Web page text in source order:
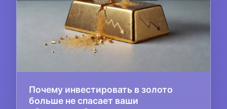
Почему инвестировать в золото
больше не спасает ваши